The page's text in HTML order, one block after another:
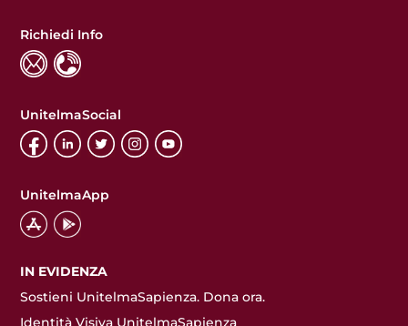
Richiedi Info
UnitelmaSocial
UnitelmaApp
IN EVIDENZA
Sostieni UnitelmaSapienza. Dona ora.
Identità Visiva UnitelmaSapienza